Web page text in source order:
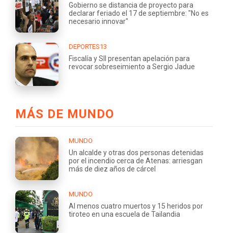
Gobierno se distancia de proyecto para
declarar feriado el 17 de septiembre: "No es
necesario innovar"
DEPORTES13
Fiscalía y SII presentan apelación para
revocar sobreseimiento a Sergio Jadue
MÁS DE MUNDO
MUNDO
Un alcalde y otras dos personas detenidas
por el incendio cerca de Atenas: arriesgan
más de diez años de cárcel
MUNDO
Al menos cuatro muertos y 15 heridos por
tiroteo en una escuela de Tailandia